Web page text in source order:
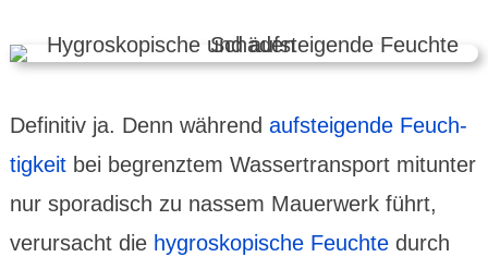
Definitiv ja. Denn während auf­stei­gende Feuch­
tig­keitbei begrenz­tem Wasser­trans­port mitunter
nur spora­disch zu nassem Mauer­werk führt,
verur­sacht die hygros­kopische Feuchtedurch